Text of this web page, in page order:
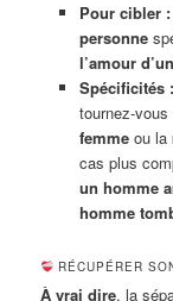
Pour cibler :
personne
l’amour
Spécificités :
tournez-
femmeou la
cas plus
un homme
homme
RÉCUPÉRER
À vrai dire, la